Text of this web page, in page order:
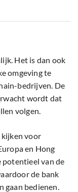
Het is dan ook
omgeving te
bedrijven. De
wordt dat
volgen.
kijken voor
en Hong
potentieel van de
de bank
bedienen.